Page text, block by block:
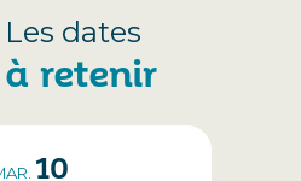
Les dates
à retenir
10